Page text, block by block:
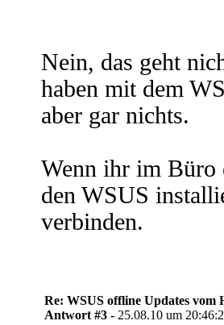
Nein, das geht
haben mit dem
aber gar nichts.
Wenn ihr im Büro
den WSUS
verbinden.
Re: WSUS offline Updates vom
Antwort #3 - 25.08.10 um